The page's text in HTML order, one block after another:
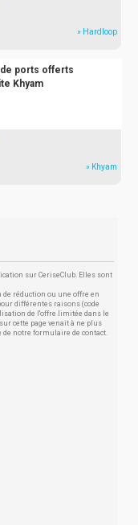
» Hardloop
de ports offerts
Khyam
» Khyam
sur CeriseClub. Elles sont
de réduction ou une offre en
différentes raisons (code
de l'offre limitée dans le
cette page venait à ne plus
notre formulaire de contact.